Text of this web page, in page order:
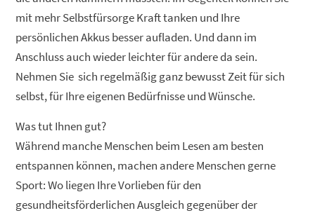
mit mehr Selbstfürsorge Kraft tanken und Ihre
persönlichen Akkus besser aufladen. Und dann im
Anschluss auch wieder leichter für andere da sein.
Nehmen Sie sich regelmäßig ganz bewusst Zeit für sich
selbst, für Ihre eigenen Bedürfnisse und Wünsche.
Was tut Ihnen gut?
Während manche Menschen beim Lesen am besten
entspannen können, machen andere Menschen gerne
Sport: Wo liegen Ihre Vorlieben für den
gesundheitsförderlichen Ausgleich gegenüber der